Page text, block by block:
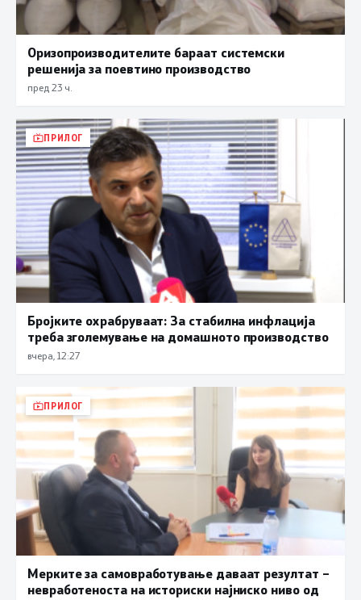
Оризопроизводителите бараат системски
решенија за поевтино производство
пред 23 ч.
ПРИЛОГ
Бројките охрабруваат: За стабилна инфлација
треба зголемување на домашното производство
вчера, 12:27
ПРИЛОГ
Мерките за самовработување даваат резултат –
невработеноста на историски најниско ниво од